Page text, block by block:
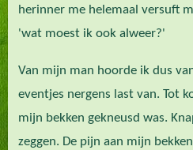
herinner me helemaal versuft
'wat moest ik ook alweer?'
Van mijn man hoorde ik dus
eventjes nergens last van. Tot
mijn bekken gekneusd was.
zeggen. De pijn aan mijn